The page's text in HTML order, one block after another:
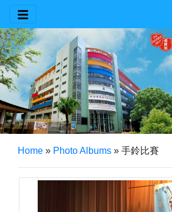
Home » Photo Albums » 手鈴比賽